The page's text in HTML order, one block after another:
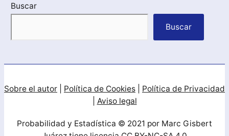
Buscar
Buscar
Sobre el autor Política de Cookies
Política de Privacidad
Aviso legal
Probabilidad y Estadística © 2021 por Marc Gisbert